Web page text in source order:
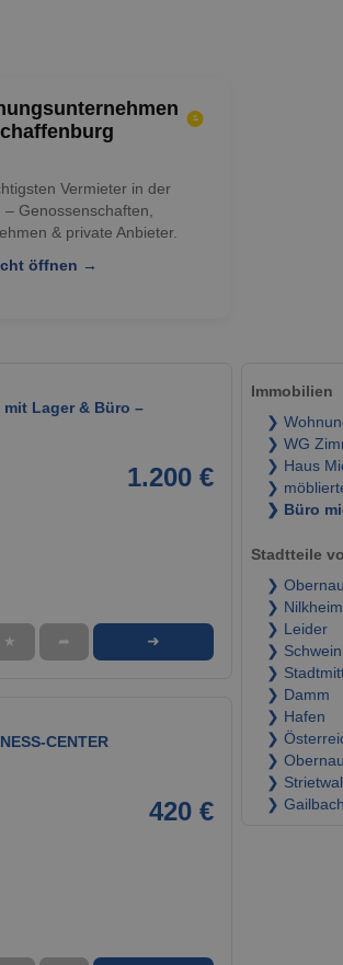
Vermieter in der
– Genossenschaften,
& private Anbieter.
öffnen →
Lager & Büro –
1.200 €
★ ➦ ➜
CENTER
420 €
Immobilien
❯
❯ WG
❯ Haus
❯
❯ Büro
Stadtteile
❯
❯ Nilkheim
❯ Leider
❯
❯
❯ Damm
❯ Hafen
❯
❯ Obernau
❯
❯ Gailbach